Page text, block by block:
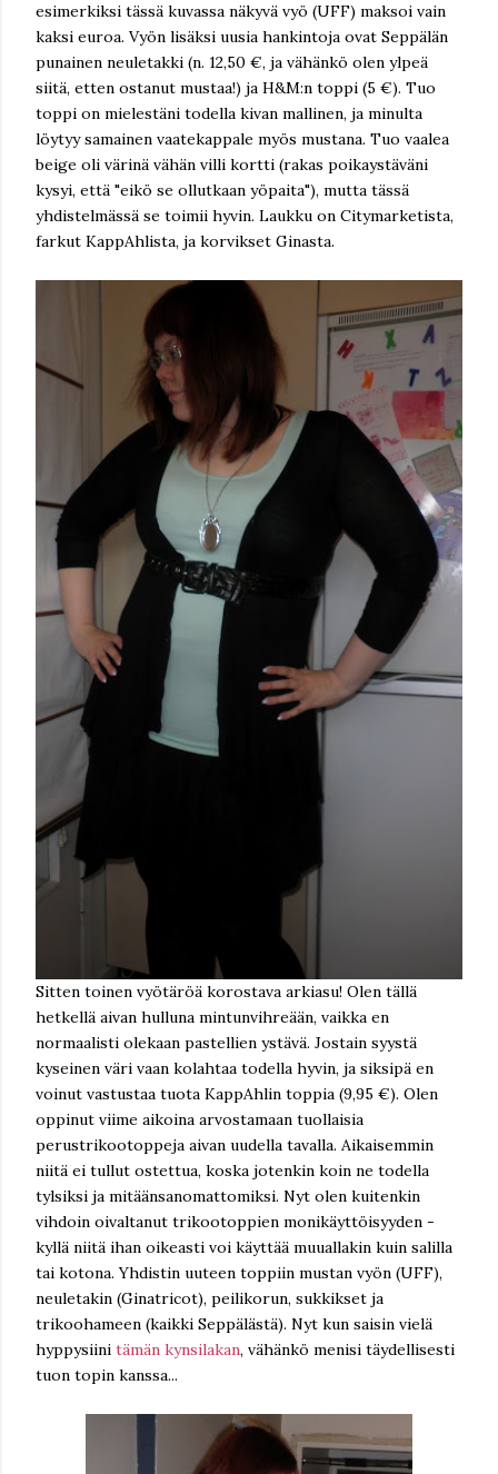
esimerkiksi tässä kuvassa näkyvä vyö (UFF) maksoi vain
kaksi euroa. Vyön lisäksi uusia hankintoja ovat Seppälän
punainen neuletakki (n. 12,50 €, ja vähänkö olen ylpeä
siitä, etten ostanut mustaa!) ja H&M:n toppi (5 €). Tuo
toppi on mielestäni todella kivan mallinen, ja minulta
löytyy samainen vaatekappale myös mustana. Tuo vaalea
beige oli värinä vähän villi kortti (rakas poikaystäväni
kysyi, että "eikö se ollutkaan yöpaita"), mutta tässä
yhdistelmässä se toimii hyvin. Laukku on Citymarketista,
farkut KappAhlista, ja korvikset Ginasta.
Sitten toinen vyötäröä korostava arkiasu! Olen tällä
hetkellä aivan hulluna mintunvihreään, vaikka en
normaalisti olekaan pastellien ystävä. Jostain syystä
kyseinen väri vaan kolahtaa todella hyvin, ja siksipä en
voinut vastustaa tuota KappAhlin toppia (9,95 €). Olen
oppinut viime aikoina arvostamaan tuollaisia
perustrikootoppeja aivan uudella tavalla. Aikaisemmin
niitä ei tullut ostettua, koska jotenkin koin ne todella
tylsiksi ja mitäänsanomattomiksi. Nyt olen kuitenkin
vihdoin oivaltanut trikootoppien monikäyttöisyyden -
kyllä niitä ihan oikeasti voi käyttää muuallakin kuin salilla
tai kotona. Yhdistin uuteen toppiin mustan vyön (UFF),
neuletakin (Ginatricot), peilikorun, sukkikset ja
trikoohameen (kaikki Seppälästä). Nyt kun saisin vielä
hyppysiini tämän kynsilakan, vähänkö menisi täydellisesti
tuon topin kanssa...